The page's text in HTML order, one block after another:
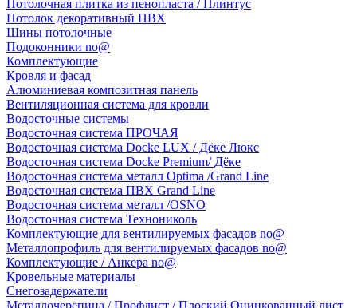
Потолочная плитка из пенопласта / Плинтус
Потолок декоративный ПВХ
Шины потолочные
Подоконники no@
Комплектующие
Кровля и фасад
Алюминиевая композитная панель
Вентиляционная система для кровли
Водосточные системы
Водосточная система ПРОЧАЯ
Водосточная система Docke LUX / Дёке Люкс
Водосточная система Docke Premium/ Дёке
Водосточная система металл Optima /Grand Line
Водосточная система ПВХ Grand Line
Водосточная система металл /OSNO
Водосточная система Технониколь
Комплектующие для вентилируемых фасадов no@
Металлопрофиль для вентилируемых фасадов no@
Комплектующие / Анкера no@
Кровельные материалы
Снегозадержатели
Металлочерепица / Профлист / Плоский Оцинкованный лист